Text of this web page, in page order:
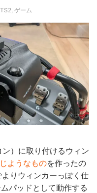
, ゲーム
）に取り付けるウィン
ようなものを作ったの
りウィンカーっぽく仕
パッドとして動作する